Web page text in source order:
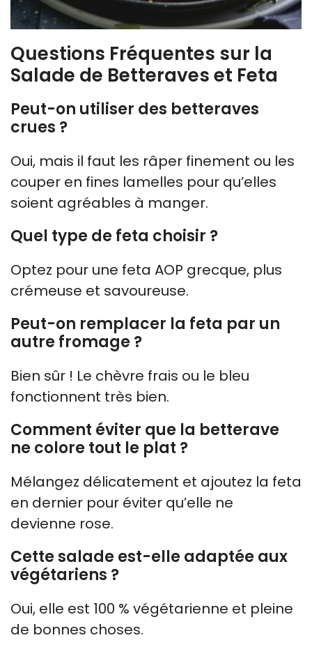
Questions Fréquentes sur la
Salade de Betteraves et Feta
Peut-on utiliser des betteraves
crues ?
Oui, mais il faut les râper finement ou les
couper en fines lamelles pour qu’elles
soient agréables à manger.
Quel type de feta choisir ?
Optez pour une feta AOP grecque, plus
crémeuse et savoureuse.
Peut-on remplacer la feta par un
autre fromage ?
Bien sûr ! Le chèvre frais ou le bleu
fonctionnent très bien.
Comment éviter que la betterave
ne colore tout le plat ?
Mélangez délicatement et ajoutez la feta
en dernier pour éviter qu’elle ne
devienne rose.
Cette salade est-elle adaptée aux
végétariens ?
Oui, elle est 100 % végétarienne et pleine
de bonnes choses.